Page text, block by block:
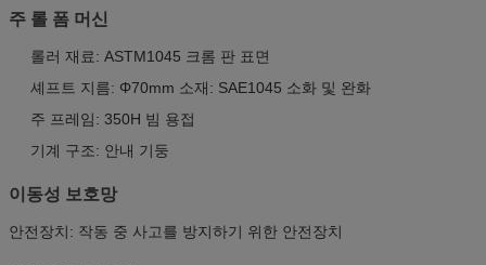
주 롤 폼 머신
롤러 재료: ASTM1045 크롬 판 표면
셰프트 지름: Φ70mm 소재: SAE1045 소화 및 완화
주 프레임: 350H 빔 용접
기계 구조: 안내 기둥
이동성 보호망
안전장치: 작동 중 사고를 방지하기 위한 안전장치